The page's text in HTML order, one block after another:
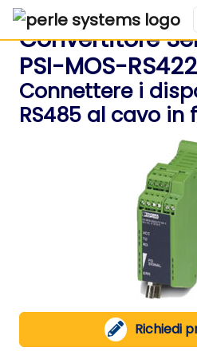
Convertitore
PSI-MOS-
Connettere i
RS485 al cavo
Richiedi